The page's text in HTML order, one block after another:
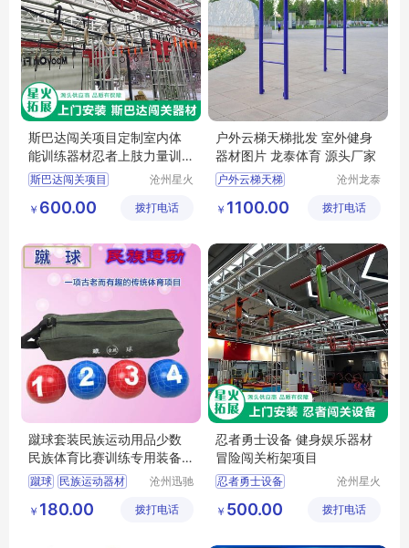
斯巴达闯关项目定制室内体
能训练器材忍者上肢力量训
练设备
斯巴达闯关项目
上肢力量训练设备
沧州星火
有限公司
￥ 600.00 拨打电话
户外云梯天梯批发 室外健身
器材图片 龙泰体育 源头厂家
户外云梯天梯
健身路径天梯
沧州龙泰
有限公司
￥ 1100.00 拨打电话
蹴球套装民族运动用品少数
民族体育比赛训练专用装备
器材4个球
蹴球 民族运动器材
蹴球一个号码
沧州迅驰
有限公司
￥ 180.00 拨打电话
忍者勇士设备 健身娱乐器材
冒险闯关桁架项目
忍者勇士设备
体适能桁架
沧州星火
有限公司
￥ 500.00 拨打电话